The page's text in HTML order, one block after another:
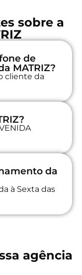
sobre a
de
MATRIZ?
cliente da
da
à Sexta das
agência